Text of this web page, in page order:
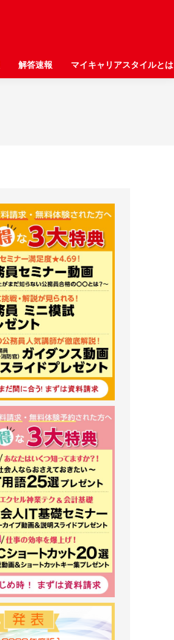
解答速報 マイキャリアスタイルとは
解答速報 マイキャリアスタイルとは